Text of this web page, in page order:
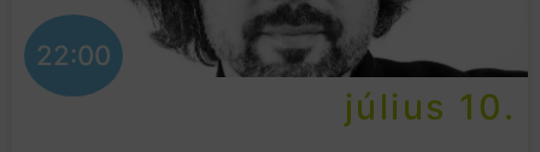
22:00
július 10.